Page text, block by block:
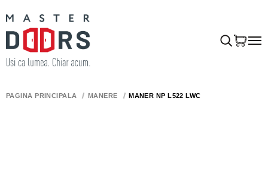
PAGINA PRINCIPALĂ MÂNERE MÂNER NP L522 LWC